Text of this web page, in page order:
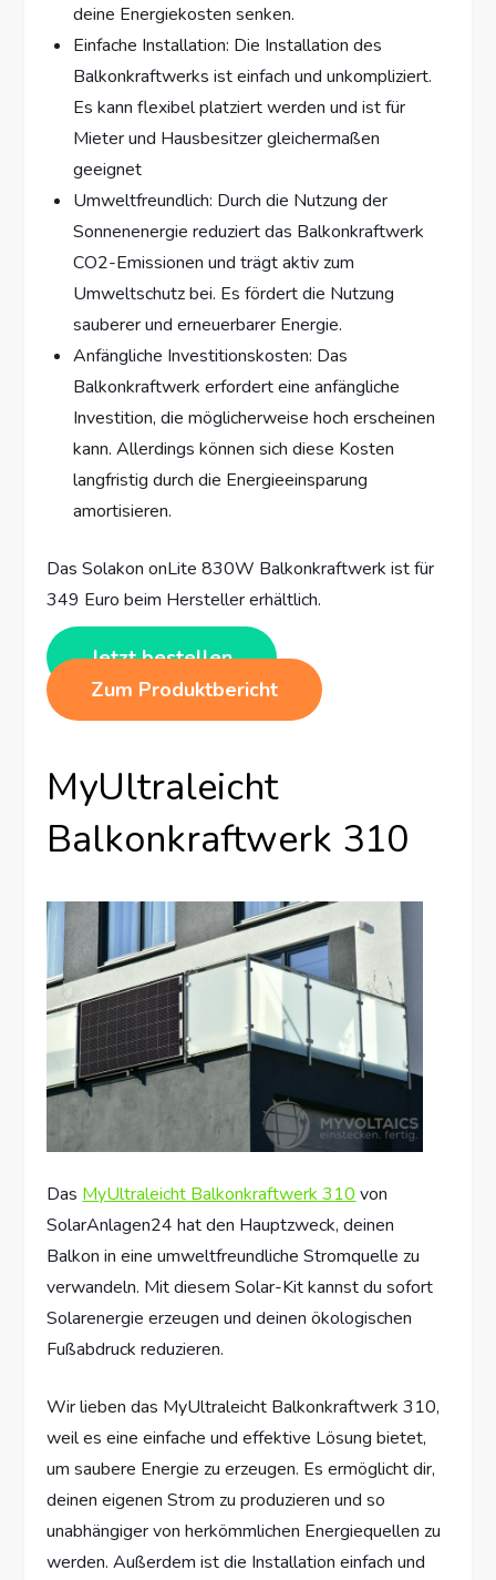
deine Energiekosten senken.
Einfache Installation: Die Installation des
Balkonkraftwerks ist einfach und unkompliziert.
Es kann flexibel platziert werden und ist für
Mieter und Hausbesitzer gleichermaßen
geeignet
Umweltfreundlich: Durch die Nutzung der
Sonnenenergie reduziert das Balkonkraftwerk
CO2-Emissionen und trägt aktiv zum
Umweltschutz bei. Es fördert die Nutzung
sauberer und erneuerbarer Energie.
Anfängliche Investitionskosten: Das
Balkonkraftwerk erfordert eine anfängliche
Investition, die möglicherweise hoch erscheinen
kann. Allerdings können sich diese Kosten
langfristig durch die Energieeinsparung
amortisieren.
Das Solakon onLite 830W Balkonkraftwerk ist für
349 Euro beim Hersteller erhältlich.
Jetzt bestellen
Zum Produktbericht
MyUltraleicht
Balkonkraftwerk 310
Das MyUltraleicht Balkonkraftwerk 310 von
SolarAnlagen24 hat den Hauptzweck, deinen
Balkon in eine umweltfreundliche Stromquelle zu
verwandeln. Mit diesem Solar-Kit kannst du sofort
Solarenergie erzeugen und deinen ökologischen
Fußabdruck reduzieren.
Wir lieben das MyUltraleicht Balkonkraftwerk 310,
weil es eine einfache und effektive Lösung bietet,
um saubere Energie zu erzeugen. Es ermöglicht dir,
deinen eigenen Strom zu produzieren und so
unabhängiger von herkömmlichen Energiequellen zu
werden. Außerdem ist die Installation einfach und